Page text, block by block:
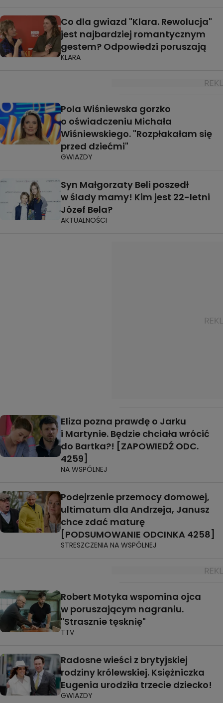
Co dla gwiazd "Klara. Rewolucja"
jest najbardziej romantycznym
gestem? Odpowiedzi poruszają
KLARA
Pola Wiśniewska gorzko
o oświadczeniu Michała
Wiśniewskiego. "Rozpłakałam się
przed dziećmi"
GWIAZDY
Syn Małgorzaty Beli poszedł
w ślady mamy! Kim jest 22-letni
Józef Bela?
AKTUALNOŚCI
Eliza pozna prawdę o Jarku
i Martynie. Będzie chciała wrócić
do Bartka?! [ZAPOWIEDŹ ODC.
4259]
NA WSPÓLNEJ
Podejrzenie przemocy domowej,
ultimatum dla Andrzeja, Janusz
chce zdać maturę
[PODSUMOWANIE ODCINKA 4258]
STRESZCZENIA NA WSPÓLNEJ
Robert Motyka wspomina ojca
w poruszającym nagraniu.
"Strasznie tęsknię"
TTV
Radosne wieści z brytyjskiej
rodziny królewskiej. Księżniczka
Eugenia urodziła trzecie dziecko!
GWIAZDY